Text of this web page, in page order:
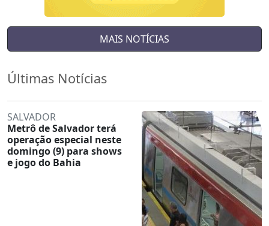
MAIS NOTÍCIAS
Últimas Notícias
SALVADOR
Metrô de Salvador terá
operação especial neste
domingo (9) para shows
e jogo do Bahia